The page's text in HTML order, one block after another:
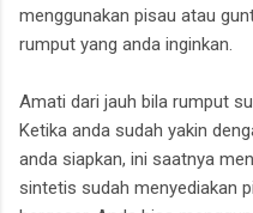
menggunakan pisau atau
rumput yang anda inginkan.
Amati dari jauh bila rumput
Ketika anda sudah yakin
anda siapkan, ini saatnya
sintetis sudah menyediakan